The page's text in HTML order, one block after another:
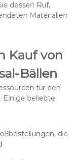
dessen Ruf,
Materialien
Kauf von
Bällen
für den
Einige beliebte
die